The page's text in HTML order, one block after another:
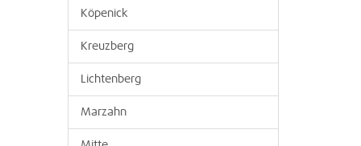
Köpenick
Kreuzberg
Lichtenberg
Marzahn